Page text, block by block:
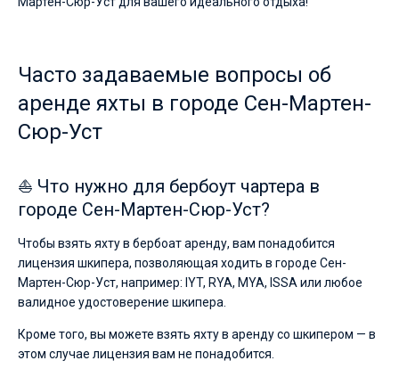
Часто задаваемые вопросы об
аренде яхты в городе Сен-Мартен-
Сюр-Уст
⛵ Что нужно для бербоут чартера в
городе Сен-Мартен-Сюр-Уст?
Чтобы взять яхту в бербоат аренду, вам понадобится
лицензия шкипера, позволяющая ходить в городе Сен-
Мартен-Сюр-Уст, например: IYT, RYA, MYA, ISSA или любое
валидное удостоверение шкипера.
Кроме того, вы можете взять яхту в аренду со шкипером — в
этом случае лицензия вам не понадобится.